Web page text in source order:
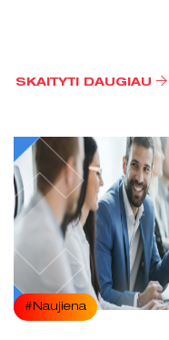
SKAITYTI DAUGIAU
#Naujiena